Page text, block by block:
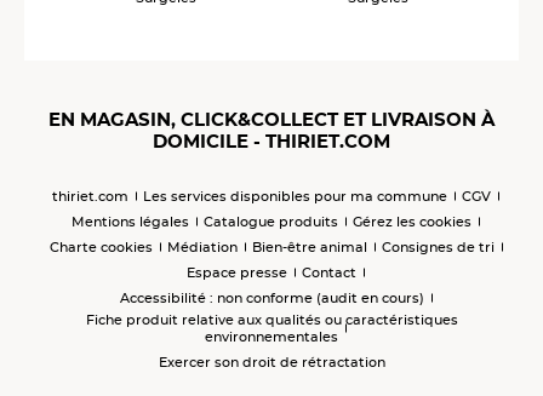
EN MAGASIN, CLICK&COLLECT ET LIVRAISON À
DOMICILE - THIRIET.COM
thiriet.com Les services disponibles pour ma commune
CGV
Mentions légales
Catalogue produits
Gérez les cookies
Charte cookies
Médiation Bien-être animal
Consignes de tri
Espace presse
Contact
Accessibilité : non conforme (audit en cours)
Fiche produit relative aux qualités ou caractéristiques
environnementales
Exercer son droit de rétractation